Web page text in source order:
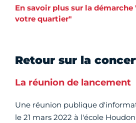
En savoir plus sur la
votre quartier"
Retour sur la
La réunion de lancement
Une réunion publique
le 21 mars 2022 à l'école